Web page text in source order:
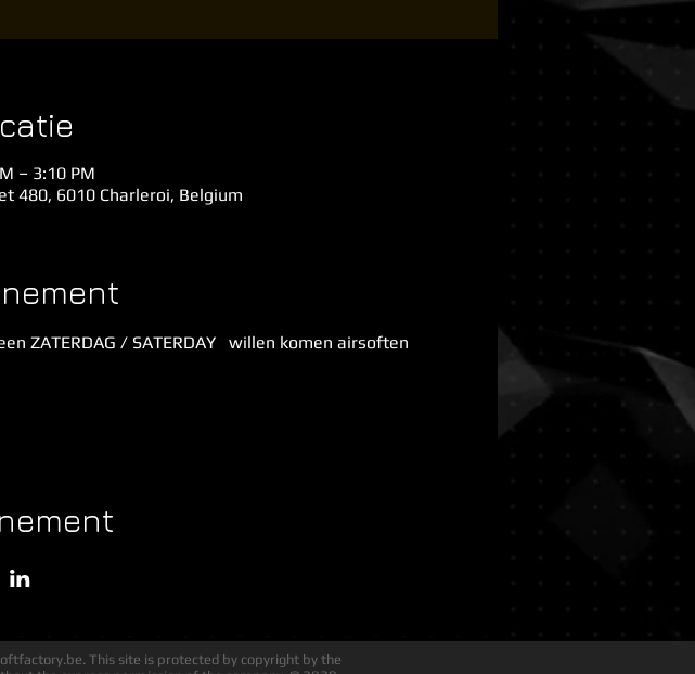
– 3:10 PM
480, 6010 Charleroi, Belgium
ZATERDAG / SATERDAY   willen komen airsoften
This site is protected by copyright by the